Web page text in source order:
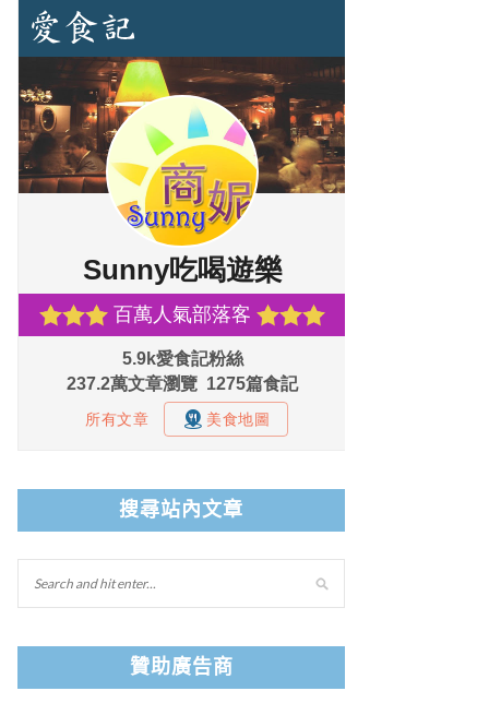
搜尋站內文章
贊助廣告商